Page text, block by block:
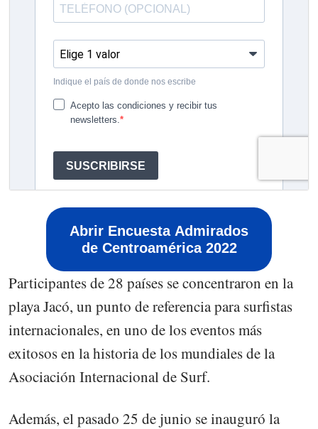
Abrir Encuesta Admirados
de Centroamérica 2022
Participantes de 28 países se concentraron en la
playa Jacó, un punto de referencia para surfistas
internacionales, en uno de los eventos más
exitosos en la historia de los mundiales de la
Asociación Internacional de Surf.
Además, el pasado 25 de junio se inauguró la